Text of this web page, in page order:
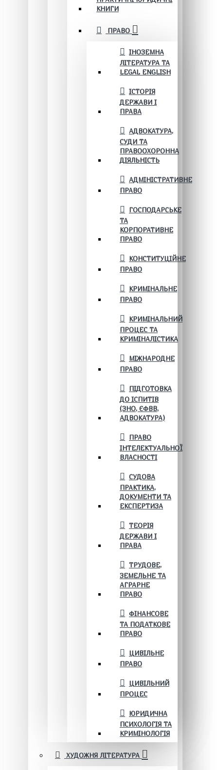
КНИГИ
ПРАВО
ІНОЗЕМНА
ЛІТЕРАТУРА ТА
LEGAL ENGLISH
ІСТОРІЯ
ДЕРЖАВИ І
ПРАВА
АДВОКАТУРА,
СУДИ ТА
ПРАВООХОРОННА
ДІЯЛЬНІСТЬ
АДМІНІСТРАТИВНЕ
ПРАВО
ГОСПОДАРСЬКЕ
ТА
КОРПОРАТИВНЕ
ПРАВО
КОНСТИТУЦІЙНЕ
ПРАВО
КРИМІНАЛЬНЕ
ПРАВО
КРИМІНАЛЬНИЙ
ПРОЦЕС ТА
КРИМІНАЛІСТИКА
МІЖНАРОДНЕ
ПРАВО
ПІДГОТОВКА
ДО ІСПИТІВ
(ЗНО, ЄФВВ,
АДВОКАТУРА)
ПРАВО
ІНТЕЛЕКТУАЛЬНОЇ
ВЛАСНОСТІ
СУДОВА
ПРАКТИКА,
ДОКУМЕНТИ ТА
ЕКСПЕРТИЗА
ТЕОРІЯ
ДЕРЖАВИ І
ПРАВА
ТРУДОВЕ,
ЗЕМЕЛЬНЕ ТА
АГРАРНЕ
ПРАВО
ФІНАНСОВЕ
ТА ПОДАТКОВЕ
ПРАВО
ЦИВІЛЬНЕ
ПРАВО
ЦИВІЛЬНИЙ
ПРОЦЕС
ЮРИДИЧНА
ПСИХОЛОГІЯ ТА
КРИМІНОЛОГІЯ
ХУДОЖНЯ ЛІТЕРАТУРА